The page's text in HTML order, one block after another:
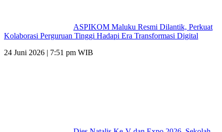
ASPIKOM Maluku Resmi Dilantik, Perkuat
Kolaborasi Perguruan Tinggi Hadapi Era Transformasi Digital
24 Juni 2026 | 7:51 pm WIB